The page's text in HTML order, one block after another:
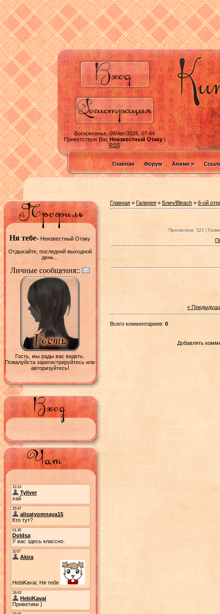
Воскресенье, 09/Авг/2026, 07:44
Приветствую ВасНеизвестный Отаку|
RSS
Главная Форум Аниме >
Ня тебе- Неизвестный Отаку
Отдыхайте, последний выходной
день...
Личные сообщения::
Гость, мы рады вас видеть.
Пожалуйста зарегистрируйтесь или
авторизуйтесь!
Главная » Галерея » Блич/Bleach » 6-ой
Просмотров: 523 |
«
Всего комментариев: 0
Добавлять